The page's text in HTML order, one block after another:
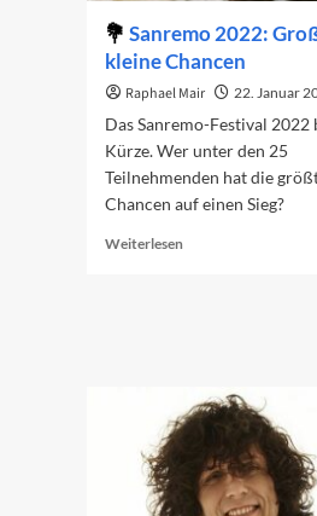
Sanremo 2022:
kleine Chancen
Raphael Mair 22. Januar
Das Sanremo-Festival 2022
Kürze. Wer unter den 25
Teilnehmenden hat die
Chancen auf einen Sieg?
Weiterlesen
kleine
Chancen